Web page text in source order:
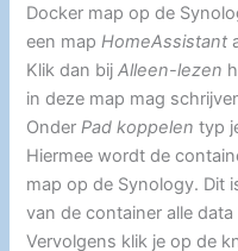
Docker map op de
een mapHomeAssistant
Klik dan bijAlleen-lezen
in deze map mag
OnderPad koppelen typ
Hiermee wordt de
map op de Synology. Dit
van de container alle
Vervolgens klik je op de